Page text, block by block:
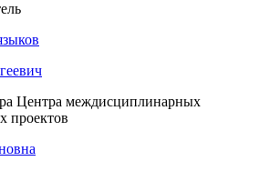
Центра междисциплинарных
проектов